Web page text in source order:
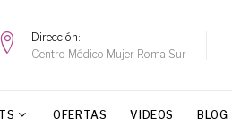
Dirección
Centro Médico Mujer Roma Sur
ITS OFERTAS VIDEOS BLOG